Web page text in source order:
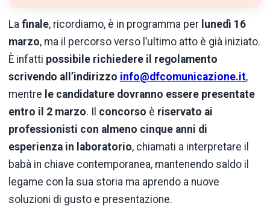
La finale, ricordiamo, è in programma per lunedì 16
marzo, ma il percorso verso l’ultimo atto è già iniziato.
È infatti possibile richiedere il regolamento
scrivendo all’indirizzo info@dfcomunicazione.it,
mentre le candidature dovranno essere presentate
entro il 2 marzo. Il concorso è riservato ai
professionisti con almeno cinque anni di
esperienza in laboratorio, chiamati a interpretare il
babà in chiave contemporanea, mantenendo saldo il
legame con la sua storia ma aprendo a nuove
soluzioni di gusto e presentazione.